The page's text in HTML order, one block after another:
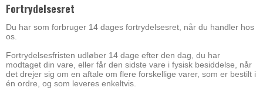
Fortrydelsesret
Du har som forbruger 14 dages fortrydelsesret, når du handler hos
os.
Fortrydelsesfristen udløber 14 dage efter den dag, du har
modtaget din vare, eller får den sidste vare i fysisk besiddelse, når
det drejer sig om en aftale om flere forskellige varer, som er bestilt i
én ordre, og som leveres enkeltvis.